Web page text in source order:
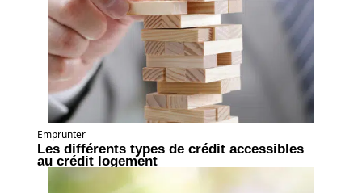
Emprunter
Les différents types de crédit accessibles
au crédit logement